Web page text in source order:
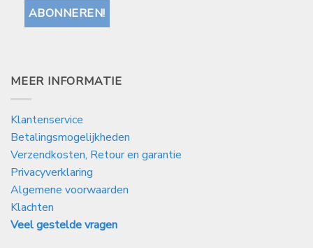
MEER INFORMATIE
Klantenservice
Betalingsmogelijkheden
Verzendkosten, Retour en garantie
Privacyverklaring
Algemene voorwaarden
Klachten
Veel gestelde vragen